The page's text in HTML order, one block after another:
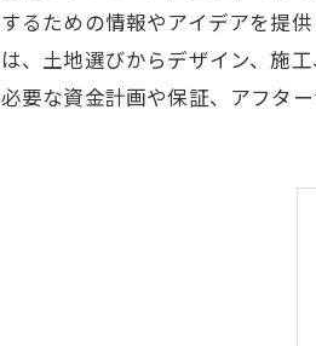
るための情報やアイデアを提
、土地選びからデザイン、施
要な資金計画や保証、アフタ